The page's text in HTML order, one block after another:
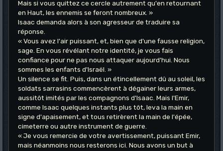
Mais si vous quittez ce cercle autrement qu'en retournant
en Haut, les ennemis se feront nombreux. »
Isaac demanda alors à son agresseur de traduire sa
réponse.
« Vous avez l'air puissant, et, bien que d'une fausse religion,
sage. En vous révélant notre identité, je vous fais
confiance pour ne pas nous attaquer aujourd'hui. Nous
sommes les enfants d'Israël. »
Un silence se fit. Puis, dans un étincellement dû au soleil, les
soldats sarrasins commencèrent à dégainer leurs armes,
aussitôt imités par les compagnons d'Isaac. Mais l'Emir,
comme Isaac quelques instants plus tôt, leva la main en
signe d'apaisement, et tous retirèrent la main de l'épée,
cimeterre ou autre instrument de guerre.
« Je vous remercie de votre avertissement, puissant Emir,
mais néanmoins nous resterons ici. Nous avons un but à